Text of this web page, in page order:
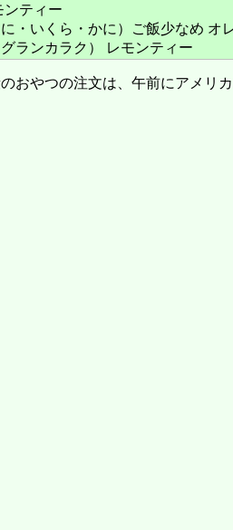
ンティー
・いくら・かに）ご飯少なめ オ
ランカラク） レモンティー
おやつの注文は、午前にアメリ